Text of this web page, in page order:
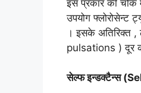
इस प्रकार की चोक
उपयोग फ्लोरोसेन्ट
। इसके अतिरिक्त ,
pulsations ) दूर
सेल्फ इन्डक्टैन्स